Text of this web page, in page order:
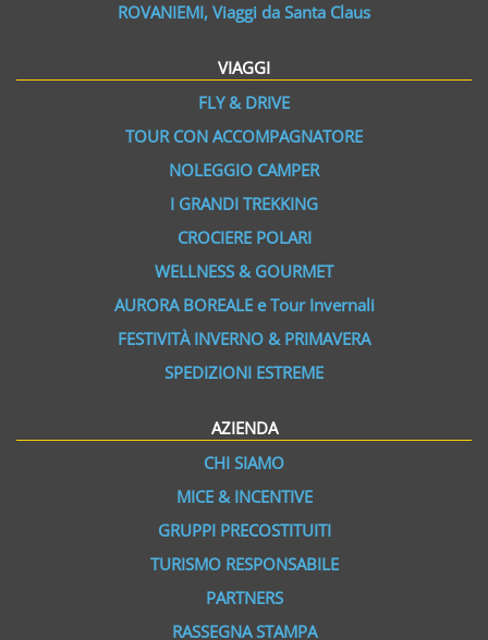
ROVANIEMI, Viaggi da Santa Claus
VIAGGI
FLY & DRIVE
TOUR CON ACCOMPAGNATORE
NOLEGGIO CAMPER
I GRANDI TREKKING
CROCIERE POLARI
WELLNESS & GOURMET
AURORA BOREALE e Tour Invernali
FESTIVITÀ INVERNO & PRIMAVERA
SPEDIZIONI ESTREME
AZIENDA
CHI SIAMO
MICE & INCENTIVE
GRUPPI PRECOSTITUITI
TURISMO RESPONSABILE
PARTNERS
RASSEGNA STAMPA